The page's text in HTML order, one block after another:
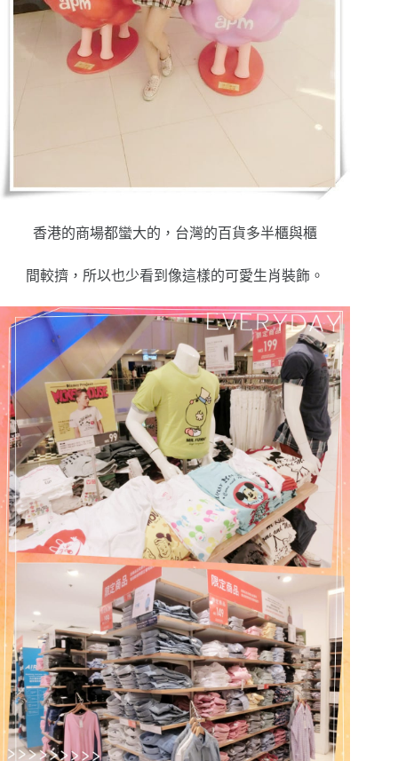
香港的商場都蠻大的，台灣的百貨多半櫃與櫃
間較擠，所以也少看到像這樣的可愛生肖裝飾。